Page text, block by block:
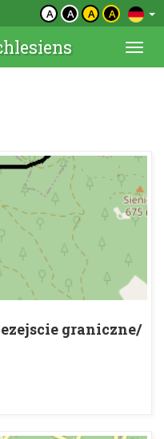
A A A A
graniczne/